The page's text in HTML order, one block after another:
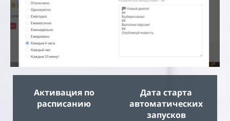
Активация по
расписанию
Дата старта
автоматических
запусков